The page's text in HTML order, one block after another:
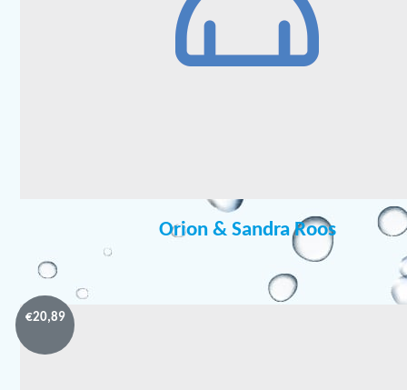
Orion & Sandra Roos
€20,89